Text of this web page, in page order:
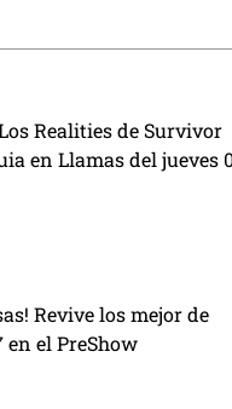
Realities de Survivor
en Llamas del jueves
Revive los mejor de
en el PreShow